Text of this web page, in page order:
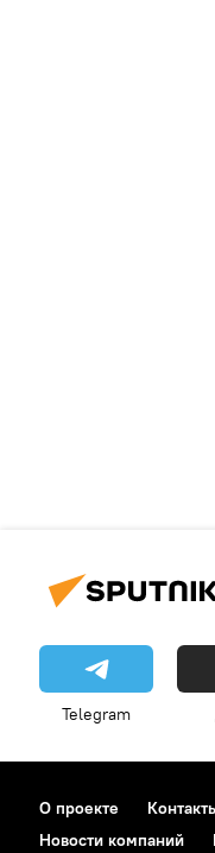
Telegram
О проекте
Новости компаний